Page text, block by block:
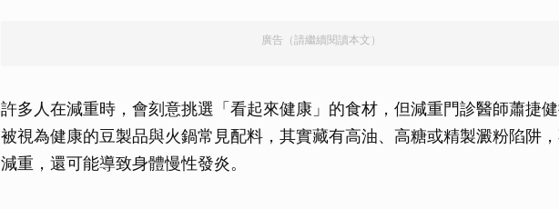
廣告（請繼續閱讀本文）
許多人在減重時，會刻意挑選「看起來健康」的食材，但減重門診醫師蕭捷
被視為健康的豆製品與火鍋常見配料，其實藏有高油、高糖或精製澱粉陷阱
減重，還可能導致身體慢性發炎。